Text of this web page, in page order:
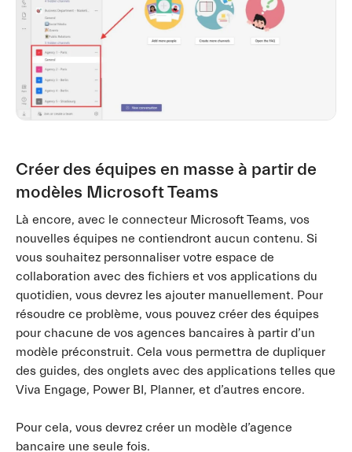
Créer des équipes en masse à partir de
modèles Microsoft Teams
Là encore, avec le connecteur Microsoft Teams, vos
nouvelles équipes ne contiendront aucun contenu. Si
vous souhaitez personnaliser votre espace de
collaboration avec des fichiers et vos applications du
quotidien, vous devrez les ajouter manuellement. Pour
résoudre ce problème, vous pouvez créer des équipes
pour chacune de vos agences bancaires à partir d’un
modèle préconstruit. Cela vous permettra de dupliquer
des guides, des onglets avec des applications telles que
Viva Engage, Power BI, Planner, et d’autres encore.
Pour cela, vous devrez créer un modèle d’agence
bancaire une seule fois.